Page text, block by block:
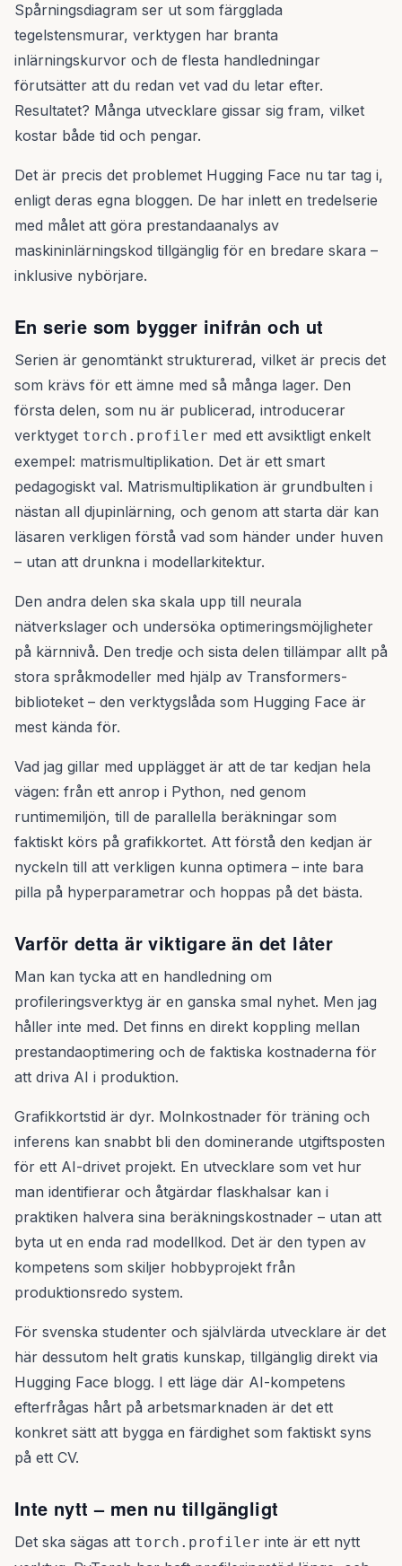
Spårningsdiagram ser ut som färgglada
tegelstensmurar, verktygen har branta
inlärningskurvor och de flesta handledningar
förutsätter att du redan vet vad du letar efter.
Resultatet? Många utvecklare gissar sig fram, vilket
kostar både tid och pengar.
Det är precis det problemet Hugging Face nu tar tag i,
enligt deras egna bloggen. De har inlett en tredelserie
med målet att göra prestandaanalys av
maskininlärningskod tillgänglig för en bredare skara –
inklusive nybörjare.
En serie som bygger inifrån och ut
Serien är genomtänkt strukturerad, vilket är precis det
som krävs för ett ämne med så många lager. Den
första delen, som nu är publicerad, introducerar
verktyget torch.profiler med ett avsiktligt enkelt
exempel: matrismultiplikation. Det är ett smart
pedagogiskt val. Matrismultiplikation är grundbulten i
nästan all djupinlärning, och genom att starta där kan
läsaren verkligen förstå vad som händer under huven
– utan att drunkna i modellarkitektur.
Den andra delen ska skala upp till neurala
nätverkslager och undersöka optimeringsmöjligheter
på kärnnivå. Den tredje och sista delen tillämpar allt på
stora språkmodeller med hjälp av Transformers-
biblioteket – den verktygslåda som Hugging Face är
mest kända för.
Vad jag gillar med upplägget är att de tar kedjan hela
vägen: från ett anrop i Python, ned genom
runtimemiljön, till de parallella beräkningar som
faktiskt körs på grafikkortet. Att förstå den kedjan är
nyckeln till att verkligen kunna optimera – inte bara
pilla på hyperparametrar och hoppas på det bästa.
Varför detta är viktigare än det låter
Man kan tycka att en handledning om
profileringsverktyg är en ganska smal nyhet. Men jag
håller inte med. Det finns en direkt koppling mellan
prestandaoptimering och de faktiska kostnaderna för
att driva AI i produktion.
Grafikkortstid är dyr. Molnkostnader för träning och
inferens kan snabbt bli den dominerande utgiftsposten
för ett AI-drivet projekt. En utvecklare som vet hur
man identifierar och åtgärdar flaskhalsar kan i
praktiken halvera sina beräkningskostnader – utan att
byta ut en enda rad modellkod. Det är den typen av
kompetens som skiljer hobbyprojekt från
produktionsredo system.
För svenska studenter och självlärda utvecklare är det
här dessutom helt gratis kunskap, tillgänglig direkt via
Hugging Face blogg. I ett läge där AI-kompetens
efterfrågas hårt på arbetsmarknaden är det ett
konkret sätt att bygga en färdighet som faktiskt syns
på ett CV.
Inte nytt – men nu tillgängligt
Det ska sägas att torch.profiler inte är ett nytt